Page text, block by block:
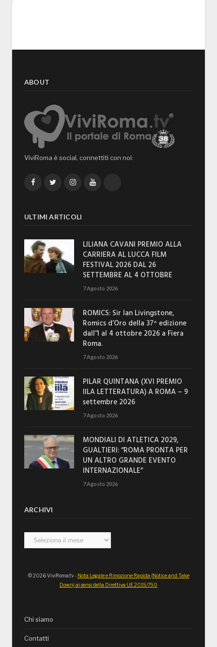
ABOUT
ViviRoma è social, connettiti con noi:
FacebookTwitterInstagramYouTube
ULTIMI ARTICOLI
LILIANA CAVANI PREMIO ALLA
CARRIERA AL LUCCA FILM
FESTIVAL 2026 DAL 26
SETTEMBRE AL 4 OTTOBRE
7 Agosto 2026
ROMICS: Sir Ian Livingstone,
Romics d’Oro della 37^ edizione
dall’1 al 4 ottobre 2026 a Fiera
Roma.
7 Agosto 2026
PILAR QUINTANA (XVI PREMIO
IILA LETTERATURA) A ROMA – 9
settembre 2026
7 Agosto 2026
MONDIALI DI ATLETICA 2029,
GUALTIERI: “ROMA PRONTA PER
UN ALTRO GRANDE EVENTO
INTERNAZIONALE”
7 Agosto 2026
ARCHIVI
Archivi
© 2026 ViviRoma.tv - Nota Legale e Rimozione Rapida (Notice and Take
Down) ai sensi della Direttiva UE 2019/790
Chi siamo
Contatti